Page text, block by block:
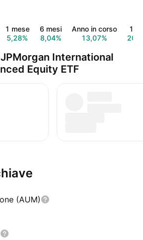
1 mese
5,28%
6 mesi
8,04%
Anno in corso
13,07%
1
International
Equity ETF
(AUM)